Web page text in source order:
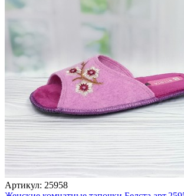
Артикул: 25958